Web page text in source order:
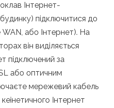
Інтернет-
підключитися до
або Інтернет). На
він виділяється
підключений за
або оптичним
мережевий кабель
Інтернет